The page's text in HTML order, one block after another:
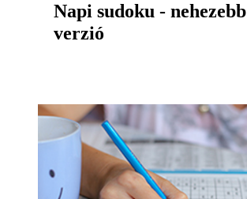
Napi sudoku - nehezebb
verzió